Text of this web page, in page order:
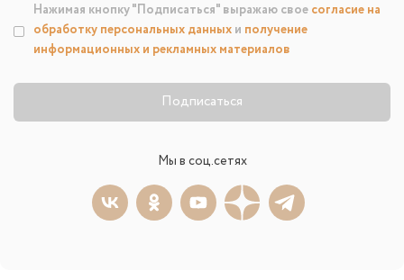
Подписаться
Нажимая кнопку "Подписаться" выражаю свое согласие на
обработку персональных данных и получение
информационных и рекламных материалов
Мы в соц.сетях